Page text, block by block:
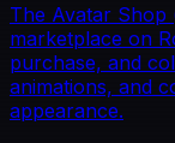
The Avatar Shop
marketplace on
purchase, and
animations, and
appearance.